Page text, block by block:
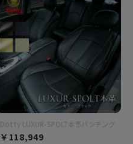
Dotty LUXUR-SPOLT本革パンチング
￥118,949